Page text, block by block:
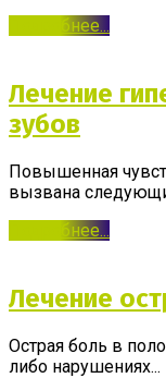
Подробнее...
Лечение
зубов
Повышенная
вызвана
Подробнее...
Лечение
Острая боль в
либо нарушениях...